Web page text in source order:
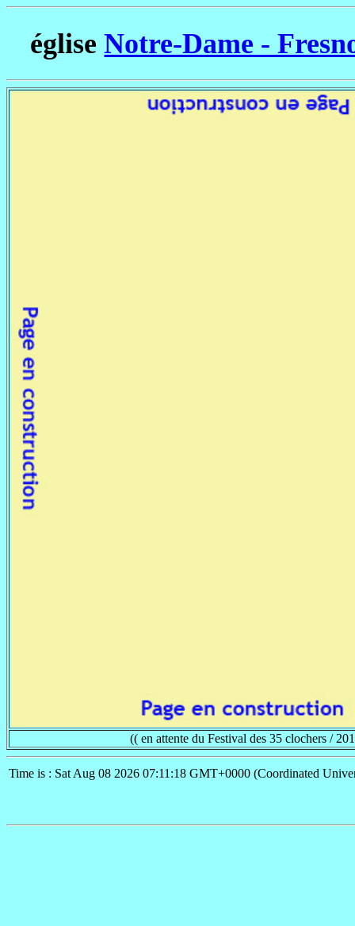
égliseNotre-Dame -
(( en attente du Festival des 35 clochers /
Time is : Sat Aug 08 2026 07:11:18 GMT+0000 (Coordinated